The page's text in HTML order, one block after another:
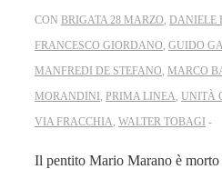
CON BRIGATA 28 MARZO DANIELE
FRANCESCO GIORDANO GUIDO
MANFREDI DE STEFANO MARCO
MORANDINI PRIMA LINEA UNITÀ
VIA FRACCHIA WALTER TOBAGI
Il pentito Mario Marano è morto